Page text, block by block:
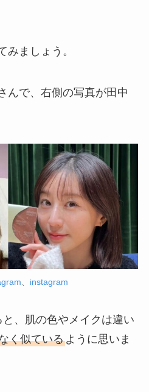
みましょう。
んで、右側の写真が田中
instagram
、肌の色やメイクは違い
く似ているように思いま